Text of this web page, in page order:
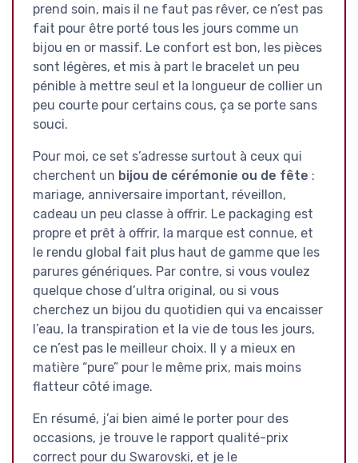
prend soin, mais il ne faut pas rêver, ce n’est pas
fait pour être porté tous les jours comme un
bijou en or massif. Le confort est bon, les pièces
sont légères, et mis à part le bracelet un peu
pénible à mettre seul et la longueur de collier un
peu courte pour certains cous, ça se porte sans
souci.
Pour moi, ce set s’adresse surtout à ceux qui
cherchent un bijou de cérémonie ou de fête :
mariage, anniversaire important, réveillon,
cadeau un peu classe à offrir. Le packaging est
propre et prêt à offrir, la marque est connue, et
le rendu global fait plus haut de gamme que les
parures génériques. Par contre, si vous voulez
quelque chose d’ultra original, ou si vous
cherchez un bijou du quotidien qui va encaisser
l’eau, la transpiration et la vie de tous les jours,
ce n’est pas le meilleur choix. Il y a mieux en
matière “pure” pour le même prix, mais moins
flatteur côté image.
En résumé, j’ai bien aimé le porter pour des
occasions, je trouve le rapport qualité-prix
correct pour du Swarovski, et je le